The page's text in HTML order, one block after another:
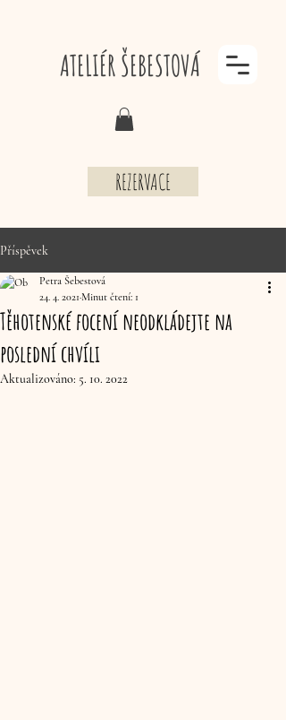
ATELIÉR ŠEBESTOVÁ
REZERVACE
Příspěvek
Těhotenské focení neodkládejte na
poslední chvíli
Petra Šebestová
24. 4. 2021 Minut čtení: 1
Aktualizováno: 5. 10. 2022